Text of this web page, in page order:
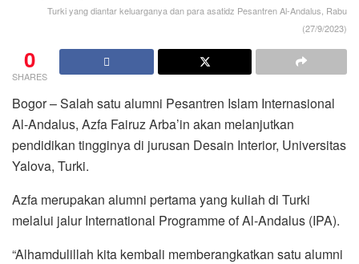
Turki yang diantar keluarganya dan para asatidz Pesantren Al-Andalus, Rabu
(27/9/2023)
0
SHARES
Bogor – Salah satu alumni Pesantren Islam Internasional
Al-Andalus, Azfa Fairuz Arba’in akan melanjutkan
pendidikan tingginya di jurusan Desain Interior, Universitas
Yalova, Turki.
Azfa merupakan alumni pertama yang kuliah di Turki
melalui jalur International Programme of Al-Andalus (IPA).
“Alhamdulillah kita kembali memberangkatkan satu alumni